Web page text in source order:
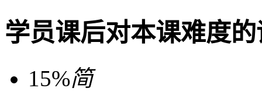
学员课后对本课难度
15%简